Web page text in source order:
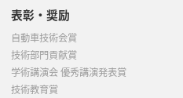
表彰・奨励
自動車技術会賞
技術部門貢献賞
学術講演会 優秀講演発表賞
技術教育賞